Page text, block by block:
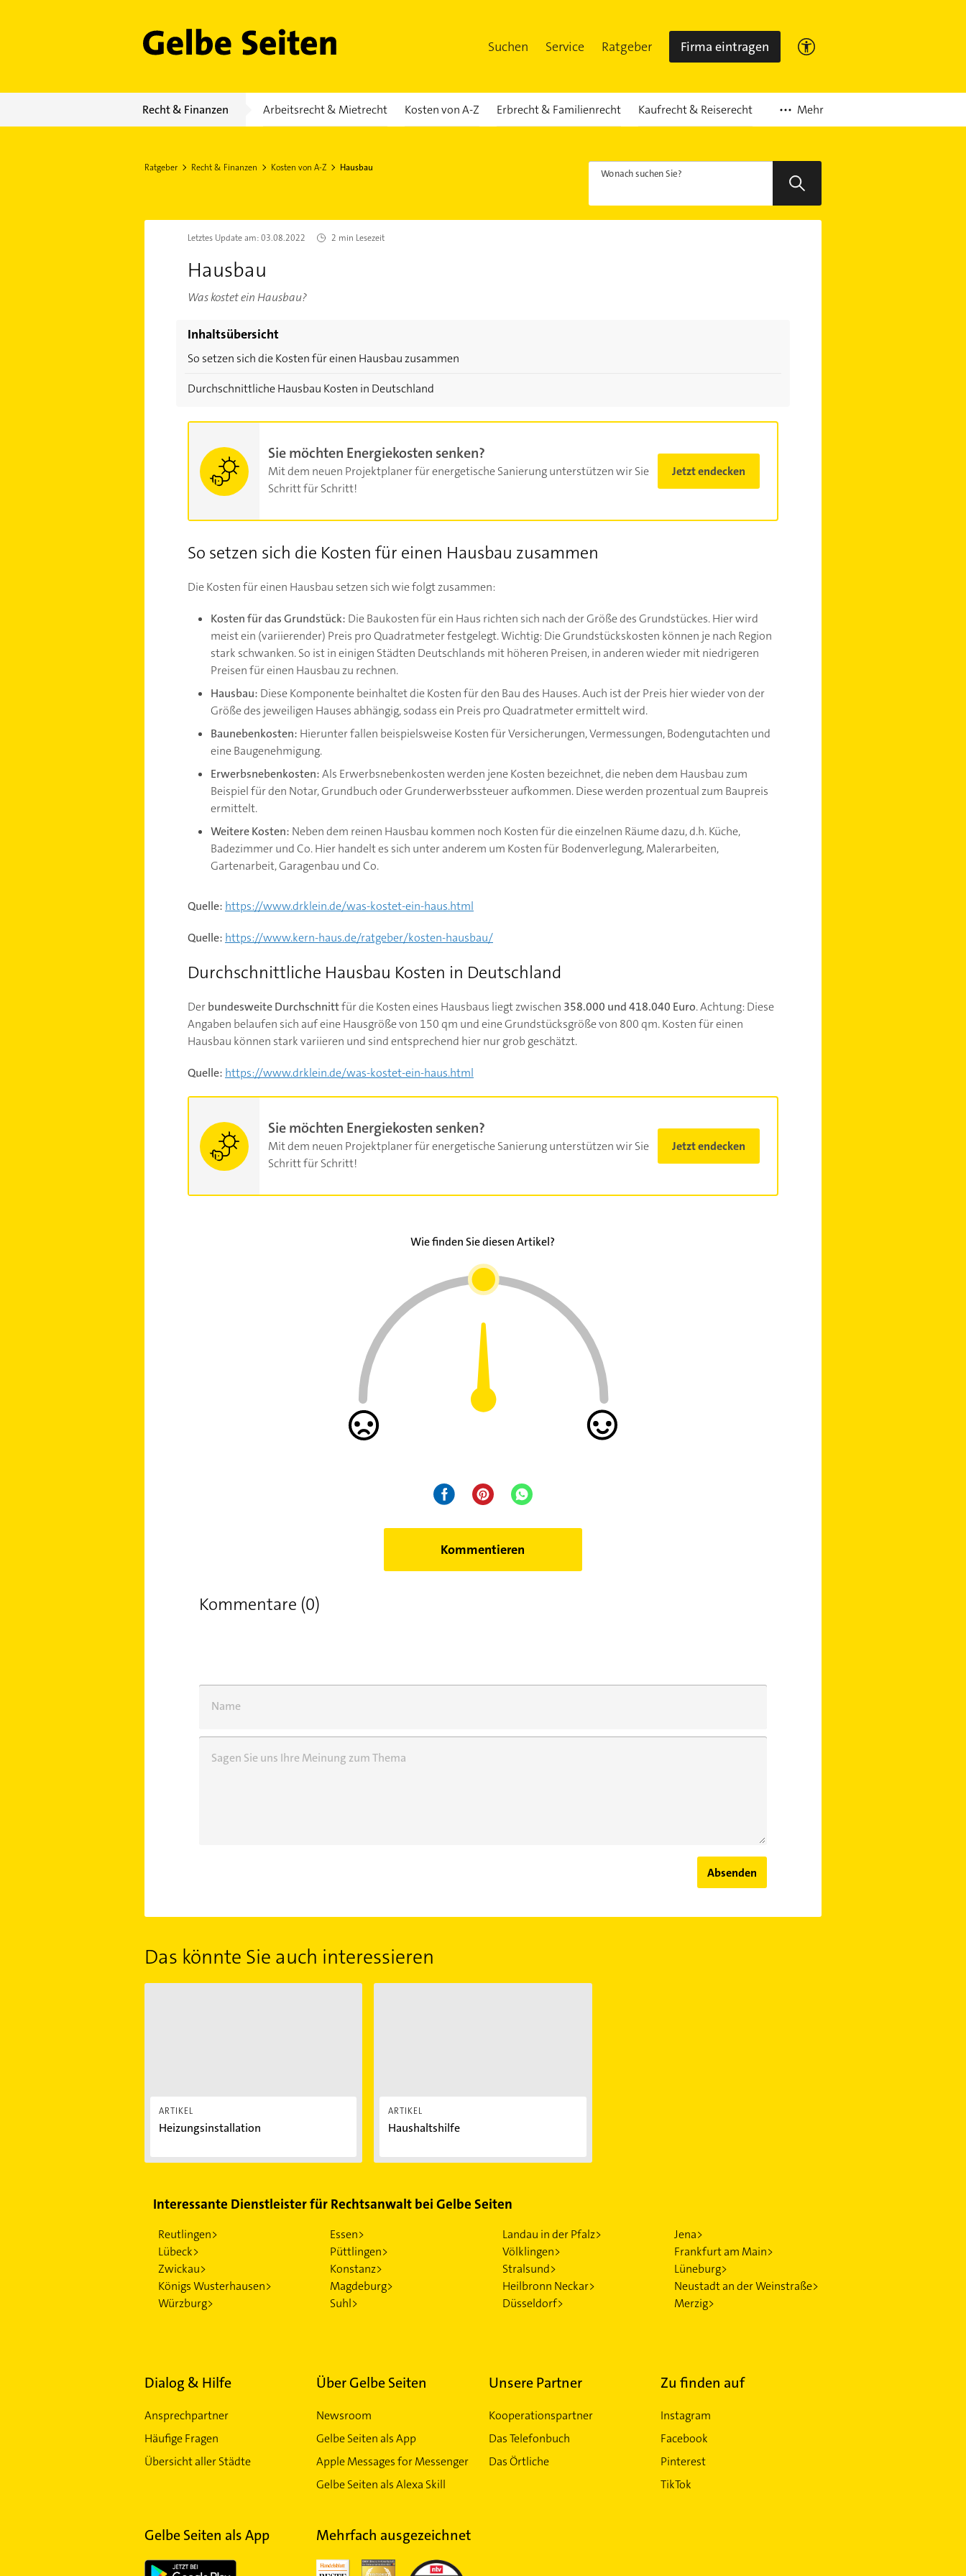
Gelbe Seiten Suchen Service Ratgeber Firma eintragen
Recht & Finanzen Arbeitsrecht & Mietrecht Kosten von A-Z Erbrecht & Familienrecht Kaufrecht & Reiserecht Mehr
Ratgeber Recht & Finanzen Kosten von A-Z Hausbau Wonach suchen Sie?
Letztes Update am:03.08.2022 2 min Lesezeit
Hausbau
Was kostet ein Hausbau?
Inhaltsübersicht
So setzen sich die Kosten für einen Hausbau zusammen
Durchschnittliche Hausbau Kosten in Deutschland
Sie möchten Energiekosten senken?
Mit dem neuen Projektplaner für energetische Sanierung unterstützen wir Sie
Schritt für Schritt!
Jetzt endecken
So setzen sich die Kosten für einen Hausbau zusammen
Die Kosten für einen Hausbau setzen sich wie folgt zusammen:
Kosten für das Grundstück: Die Baukosten für ein Haus richten sich nach der Größe des Grundstückes. Hier wird
meist ein (variierender) Preis pro Quadratmeter festgelegt. Wichtig: Die Grundstückskosten können je nach Region
stark schwanken. So ist in einigen Städten Deutschlands mit höheren Preisen, in anderen wieder mit niedrigeren
Preisen für einen Hausbau zu rechnen.
Hausbau: Diese Komponente beinhaltet die Kosten für den Bau des Hauses. Auch ist der Preis hier wieder von der
Größe des jeweiligen Hauses abhängig, sodass ein Preis pro Quadratmeter ermittelt wird.
Baunebenkosten: Hierunter fallen beispielsweise Kosten für Versicherungen, Vermessungen, Bodengutachten und
eine Baugenehmigung.
Erwerbsnebenkosten:Als Erwerbsnebenkosten werden jene Kosten bezeichnet, die neben dem Hausbau zum
Beispiel für den Notar, Grundbuch oder Grunderwerbssteuer aufkommen. Diese werden prozentual zum Baupreis
ermittelt.
Weitere Kosten: Neben dem reinen Hausbau kommen noch Kosten für die einzelnen Räume dazu, d.h. Küche,
Badezimmer und Co. Hier handelt es sich unter anderem um Kosten für Bodenverlegung, Malerarbeiten,
Gartenarbeit, Garagenbau und Co.
Quelle: https://www.drklein.de/was-kostet-ein-haus.html
Quelle: https://www.kern-haus.de/ratgeber/kosten-hausbau/
Durchschnittliche Hausbau Kosten in Deutschland
Derbundesweite Durchschnittfür die Kosten eines Hausbaus liegt zwischen 358.000 und 418.040 Euro.Achtung: Diese
Angaben belaufen sich auf eine Hausgröße von 150 qm und eine Grundstücksgröße von 800 qm. Kosten für einen
Hausbau können stark variieren und sind entsprechend hier nur grob geschätzt.
Quelle: https://www.drklein.de/was-kostet-ein-haus.html
Sie möchten Energiekosten senken?
Mit dem neuen Projektplaner für energetische Sanierung unterstützen wir Sie
Schritt für Schritt!
Jetzt endecken
Wie finden Sie diesen Artikel?
Kommentieren
Kommentare (0)
Name
Sagen Sie uns Ihre Meinung zum Thema
Absenden
Das könnte Sie auch interessieren
ARTIKEL
Heizungsinstallation
ARTIKEL
Haushaltshilfe
Interessante Dienstleister für Rechtsanwalt bei Gelbe Seiten
Reutlingen> Essen> Landau in der Pfalz>
Jena>
Lübeck>
Püttlingen> Völklingen>
Frankfurt am Main>
Zwickau>
Konstanz> Stralsund>
Lüneburg>
Königs Wusterhausen>
Magdeburg> Heilbronn Neckar>
Neustadt an der Weinstraße>
Würzburg>
Suhl> Düsseldorf> Merzig>
Dialog & Hilfe
Ansprechpartner
Häufige Fragen
Übersicht aller Städte
Über Gelbe Seiten
Newsroom
Gelbe Seiten als App
Apple Messages for Messenger
Gelbe Seiten als Alexa Skill
Unsere Partner
Kooperationspartner
Das Telefonbuch
Das Örtliche
Zu finden auf
Instagram
Facebook
Pinterest
TikTok
Gelbe Seiten als App Mehrfach ausgezeichnet